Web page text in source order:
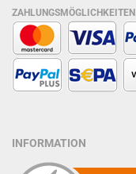
ZAHLUNGSMÖGLICHKEITEN
INFORMATION